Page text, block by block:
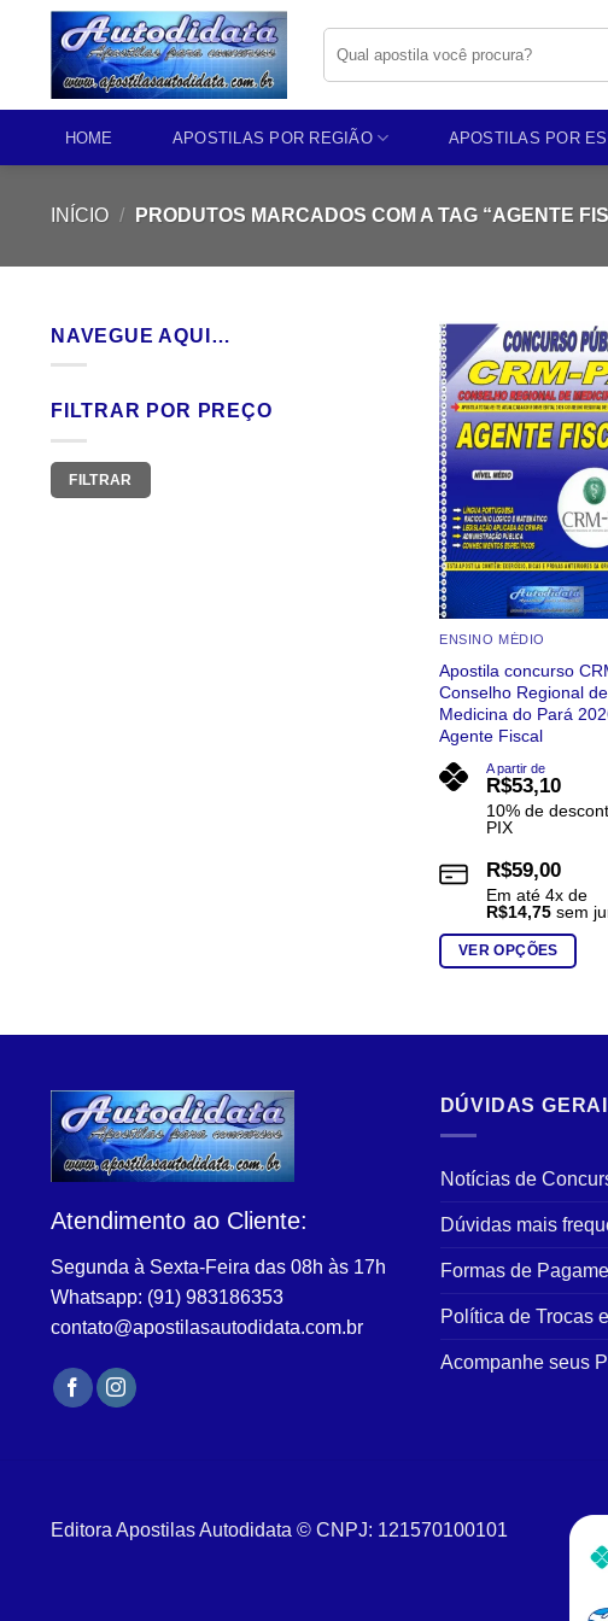
content
por:
HOME APOSTILAS POR REGIÃO APOSTILAS POR
INÍCIO / PRODUTOS MARCADOS COM A TAG “AGENTE
NAVEGUE AQUI…
FILTRAR POR PREÇO
Preço
mínimo
Preço
máximo
FILTRAR
ENSINO MÉDIO
Apostila concurso
Conselho Regional de
Medicina do Pará
Agente Fiscal
A partir de
R$53,10
10% de
PIX
R$59,00
Em até4x de
R$14,75 sem
VER OPÇÕES
tem
variantes.
podem
escolhidas
na
do
Atendimento ao Cliente:
Segunda à Sexta-Feira das 08h às 17h
Whatsapp: (91) 983186353
contato@apostilasautodidata.com.br
DÚVIDAS
Notícias de
Dúvidas mais
Formas de
Política de Trocas
Acompanhe seus
Editora Apostilas Autodidata © CNPJ: 121570100101